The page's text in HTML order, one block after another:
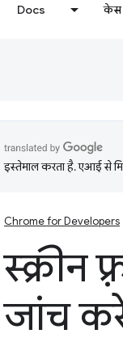
Docs केस
इस्तेमाल करता है. एआई से
Chrome for Developers
स्क्रीन
जांच